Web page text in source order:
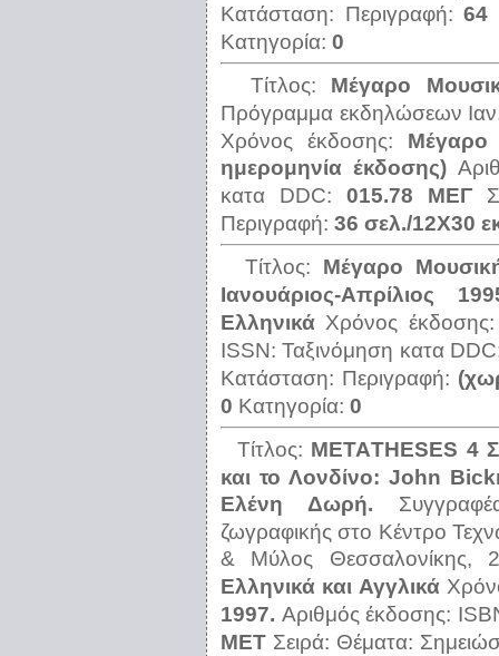
Κατάσταση: Περιγραφή:64
Κατηγορία: 0
Τίτλος: Μέγαρο
Πρόγραμμα εκδηλώσεων
Χρόνος έκδοσης: Μέγαρο
ημερομηνία έκδοσης)
κατα DDC: 015.78 ΜΕΓ
Περιγραφή: 36 σελ./12Χ30
Τίτλος: Μέγαρο
Ιανουάριος-Απρίλιος
Ελληνικά Χρόνος
ISSN:Ταξινόμηση κατα
Κατάσταση: Περιγραφή:
0 Κατηγορία: 0
Τίτλος: ΜΕΤΑTHESES 4
και το Λονδίνο: John
Ελένη Δωρή.
ζωγραφικής στο Κέντρο
& Μύλος Θεσσαλονίκης,
Ελληνικά και Αγγλικά
1997. Αριθμός έκδοσης:
ΜΕΤ Σειρά: Θέματα: